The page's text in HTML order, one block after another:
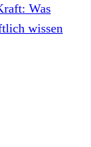
Was
wissen